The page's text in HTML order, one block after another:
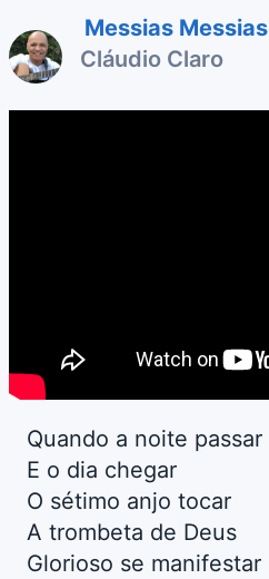
Messias Messias
Cláudio Claro
Quando a noite passar
E o dia chegar
O sétimo anjo tocar
A trombeta de Deus
Glorioso se manifestar